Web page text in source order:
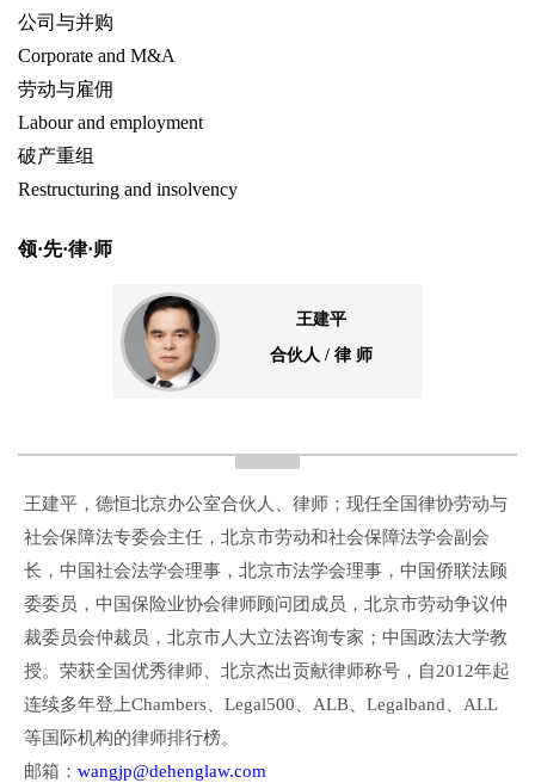
公司与并购
Corporate and M&A
劳动与雇佣
Labour and employment
破产重组
Restructuring and insolvency
领·先·律·师
王建平
合伙人 / 律 师
王建平，德恒北京办公室合伙人、律师；现任全国律协劳动与
社会保障法专委会主任，北京市劳动和社会保障法学会副会
长，中国社会法学会理事，北京市法学会理事，中国侨联法顾
委委员，中国保险业协会律师顾问团成员，北京市劳动争议仲
裁委员会仲裁员，北京市人大立法咨询专家；中国政法大学教
授。荣获全国优秀律师、北京杰出贡献律师称号，自2012年起
连续多年登上Chambers、Legal500、ALB、Legalband、ALL
等国际机构的律师排行榜。
邮箱： wangjp@dehenglaw.com